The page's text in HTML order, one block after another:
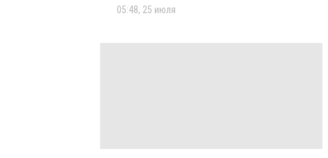
05:48, 25 июля